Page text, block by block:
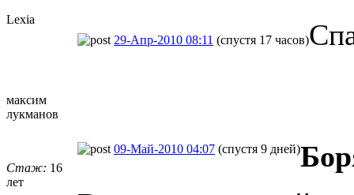
Lexia
29-Апр-2010 08:11 (спустя 17 часов)
максим
лукманов
Стаж: 16
лет
09-Май-2010 04:07 (спустя 9 дней)